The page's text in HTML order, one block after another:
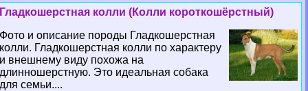
Гладкошерстная колли (Колли короткошёрстный)
Фото и описание породы Гладкошерстная
колли. Гладкошерстная колли по хаpaктеру
и внешнему виду похожа на
длинношерстную. Это идеальная собака
для семьи....